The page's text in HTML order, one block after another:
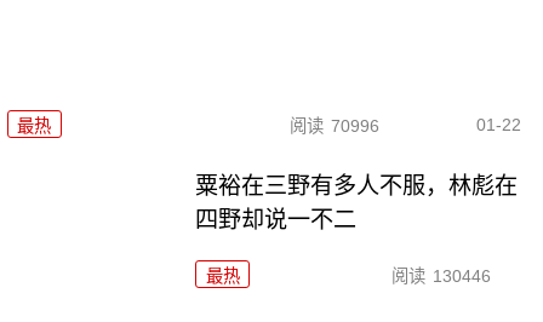
最热 阅读 70996 01-22
粟裕在三野有多人不服，林彪在
四野却说一不二
最热 阅读 130446